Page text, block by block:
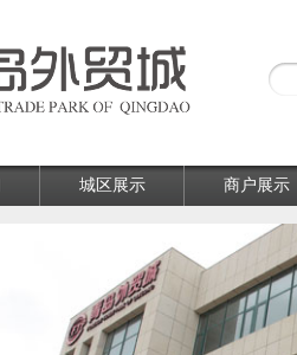
城区展示 商户展示